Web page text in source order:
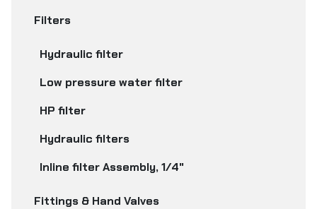
Filters
Hydraulic filter
Low pressure water filter
HP filter
Hydraulic filters
Inline filter Assembly, 1/4"
Fittings & Hand Valves